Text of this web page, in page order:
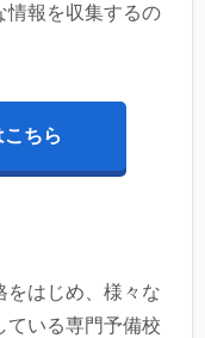
情報を収集するの
ちら
をはじめ、様々な
ている専門予備校